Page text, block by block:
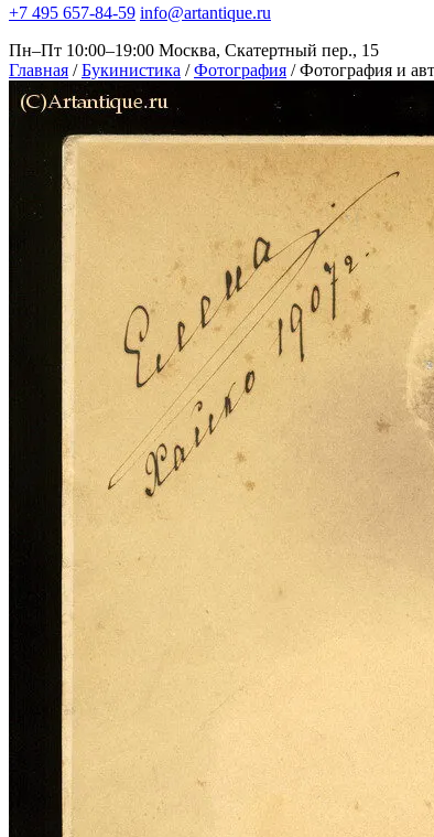
+7 495 657-84-59 info@artantique.ru
Пн–Пт 10:00–19:00 Москва, Скатертный пер., 15
Главная / Букинистика / Фотография / Фотография и